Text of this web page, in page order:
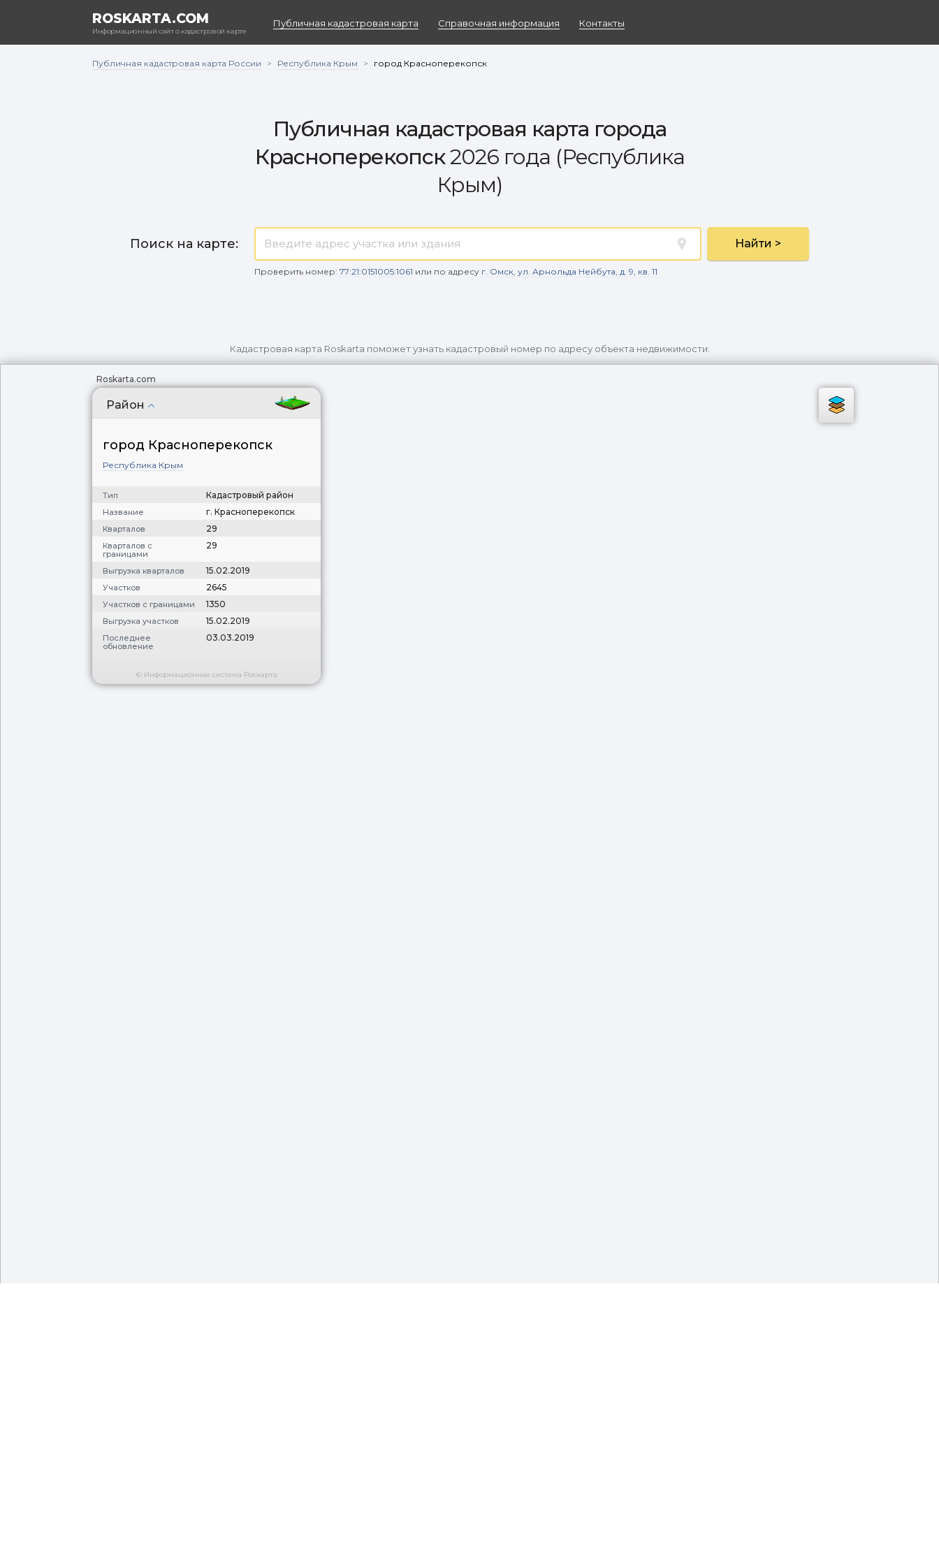
ROSKARTA.COM
Информационный сайт о кадастровой карте
Публичная кадастровая карта Справочная информация Контакты
Публичная кадастровая карта России > Республика Крым > город Красноперекопск
Публичная кадастровая карта города
Красноперекопск2026 года (Республика
Крым)
Поиск на карте:
Проверить номер: 77:21:0151005:1061 или по адресу г. Омск, ул. Арнольда Нейбута, д. 9, кв. 11
Найти >
Кадастровая карта Roskarta поможет узнать кадастровый номер по адресу объекта недвижимости:
Roskarta.com
Район
город Красноперекопск
Республика Крым
Тип Кадастровый район
Название г. Красноперекопск
Кварталов 29
Кварталов с
границами
29
Выгрузка кварталов 15.02.2019
Участков 2645
Участков с границами 1350
Выгрузка участков 15.02.2019
Последнее
обновление
03.03.2019
© Информационная система Роскарта